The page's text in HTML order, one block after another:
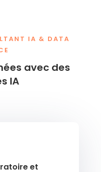
IA & DATA
avec des
IA
et